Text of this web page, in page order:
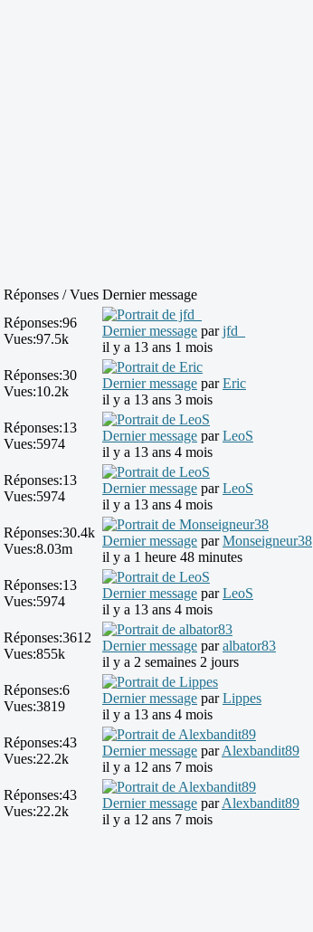
Réponses / Vues Dernier message
Réponses:96
Vues:97.5k
Dernier message parjfd_
il y a 13 ans 1 mois
Réponses:30
Vues:10.2k
Dernier message parEric
il y a 13 ans 3 mois
Réponses:13
Vues:5974
Dernier message parLeoS
il y a 13 ans 4 mois
Réponses:13
Vues:5974
Dernier message parLeoS
il y a 13 ans 4 mois
Réponses:30.4k
Vues:8.03m
Dernier message parMonseigneur38
il y a 1 heure 48 minutes
Réponses:13
Vues:5974
Dernier message parLeoS
il y a 13 ans 4 mois
Réponses:3612
Vues:855k
Dernier message paralbator83
il y a 2 semaines 2 jours
Réponses:6
Vues:3819
Dernier message parLippes
il y a 13 ans 4 mois
Réponses:43
Vues:22.2k
Dernier message parAlexbandit89
il y a 12 ans 7 mois
Réponses:43
Vues:22.2k
Dernier message parAlexbandit89
il y a 12 ans 7 mois